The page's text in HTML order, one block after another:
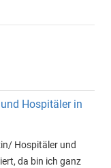
Hospitäler in
Hospitäler und
da bin ich ganz